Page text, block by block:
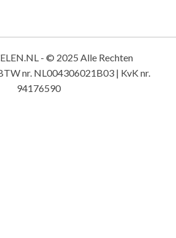
- © 2025 Alle Rechten
nr. NL004306021B03 | KvK nr.
94176590